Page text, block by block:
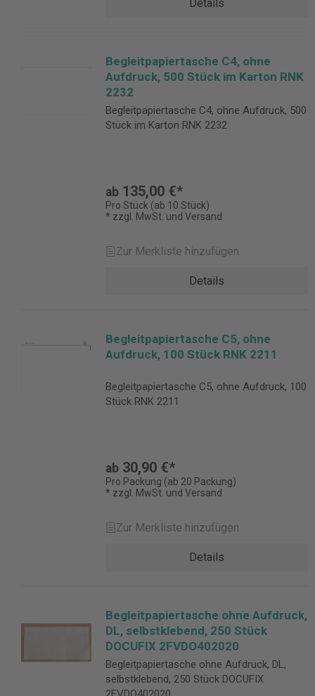
Details
Begleitpapiertasche C4, ohne
Aufdruck, 500 Stück im Karton RNK
2232
Begleitpapiertasche C4, ohne Aufdruck, 500
Stück im Karton RNK 2232
ab 135,00 €*
Pro Stück (ab 10 Stück)
* zzgl. MwSt. und Versand
Zur Merkliste hinzufügen
Details
Begleitpapiertasche C5, ohne
Aufdruck, 100 Stück RNK 2211
Begleitpapiertasche C5, ohne Aufdruck, 100
Stück RNK 2211
ab 30,90 €*
Pro Packung (ab 20 Packung)
* zzgl. MwSt. und Versand
Zur Merkliste hinzufügen
Details
Begleitpapiertasche ohne Aufdruck,
DL, selbstklebend, 250 Stück
DOCUFIX 2FVDO402020
Begleitpapiertasche ohne Aufdruck, DL,
selbstklebend, 250 Stück DOCUFIX